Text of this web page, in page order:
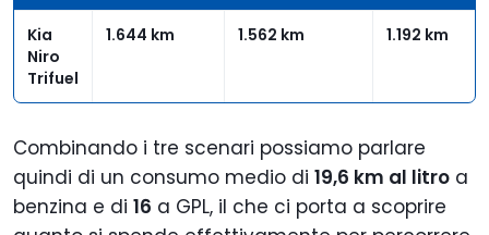
Kia
Niro
Trifuel
1.644 km 1.562 km 1.192 km
Combinando i tre scenari possiamo parlare
quindi di un consumo medio di 19,6 km al litro a
benzina e di 16 a GPL, il che ci porta a scoprire